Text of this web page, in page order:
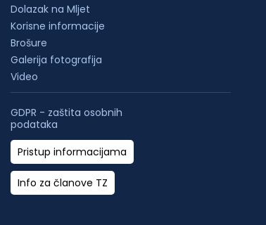
Dolazak na Mljet
Korisne informacije
Brošure
Galerija fotografija
Video
GDPR - zaštita osobnih
podataka
Pristup informacijama
Info za članove TZ